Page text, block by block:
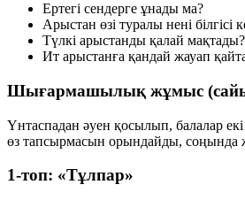
Ертегі сендерге ұнады ма?
Арыстан өзі туралы нені білгісі
Түлкі арыстанды қалай мақтады?
Ит арыстанға қандай жауап
Шығармашылық жұмыс
Үнтаспадан әуен қосылып, балалар
өз тапсырмасын орындайды, соңында
1-топ: «Тұлпар»